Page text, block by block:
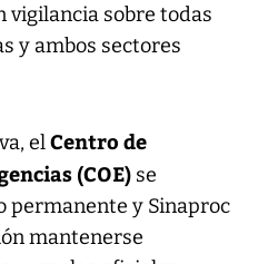
sobre todas
y ambos sectores
elCentro de
(COE) se
permanente y Sinaproc
mantenerse